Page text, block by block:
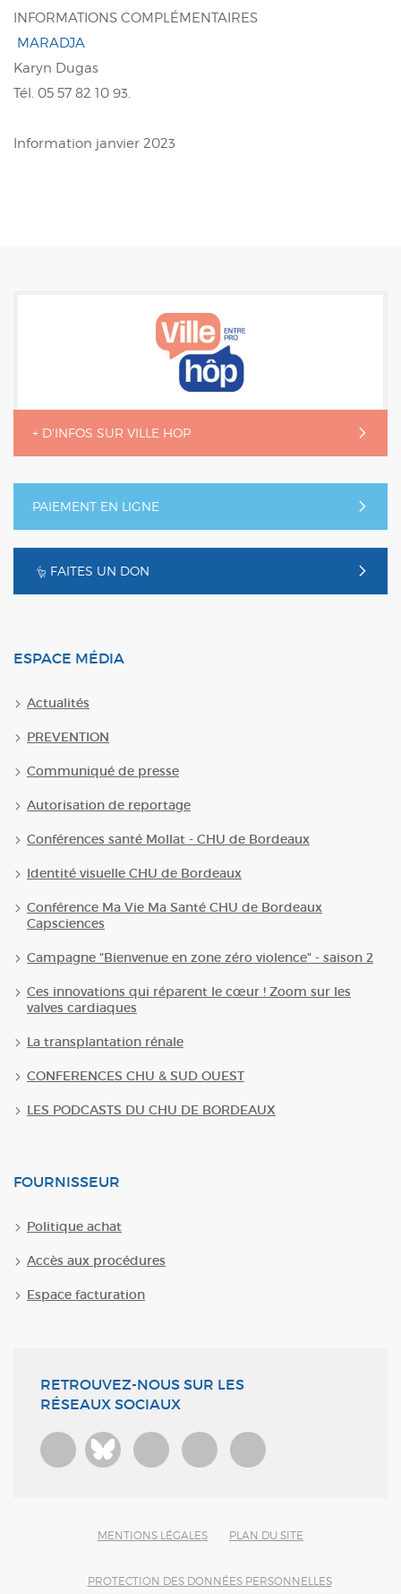
INFORMATIONS COMPLÉMENTAIRES
MARADJA
Karyn Dugas
Tél. 05 57 82 10 93.
Information janvier 2023
+ D'INFOS SUR VILLE HOP
PAIEMENT EN LIGNE
FAITES UN DON
ESPACE MÉDIA
Actualités
PREVENTION
Communiqué de presse
Autorisation de reportage
Conférences santé Mollat - CHU de Bordeaux
Identité visuelle CHU de Bordeaux
Conférence Ma Vie Ma Santé CHU de Bordeaux
Capsciences
Campagne "Bienvenue en zone zéro violence" - saison 2
Ces innovations qui réparent le cœur ! Zoom sur les
valves cardiaques
La transplantation rénale
CONFERENCES CHU & SUD OUEST
LES PODCASTS DU CHU DE BORDEAUX
FOURNISSEUR
Politique achat
Accès aux procédures
Espace facturation
RETROUVEZ-NOUS SUR LES
RÉSEAUX SOCIAUX
Bluesky
MENTIONS LÉGALES PLAN DU SITE
PROTECTION DES DONNÉES PERSONNELLES